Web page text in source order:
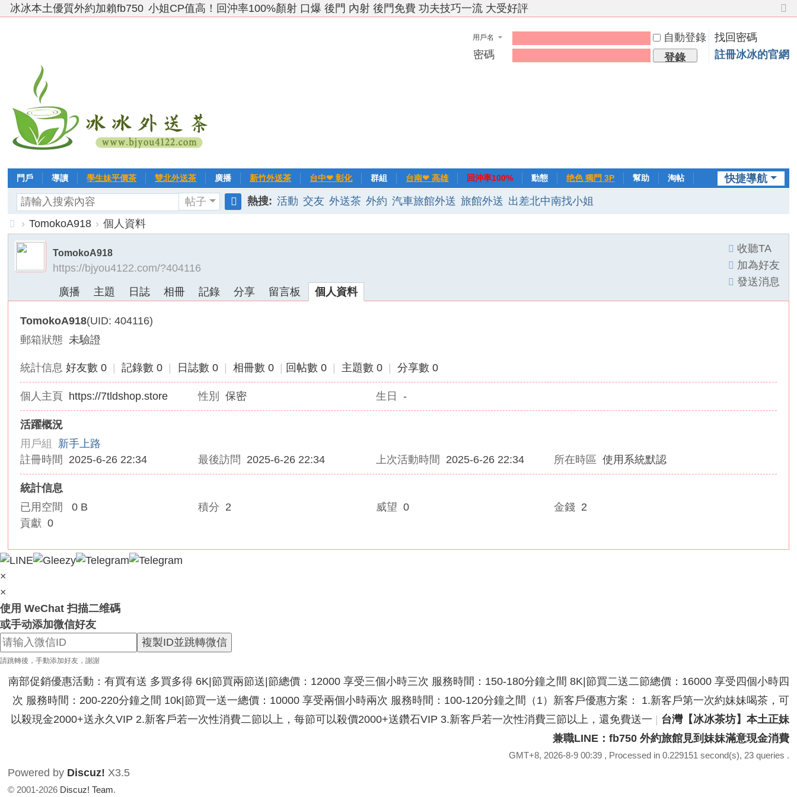
冰冰本土優質外約加賴fb750 小姐CP值高！回沖率100%顏射 口爆 後門 內射 後門免費 功夫技巧一流 大受好評
切
窄
版
用戶名 自動登錄
找回密碼
密碼
登錄 註冊冰冰的官網
快捷導航
門戶 導讀 學生妹平價茶 雙北外送茶 廣播 新竹外送茶 台中❤ 彰化 群組 台南❤ 高雄 回沖率100% 動態 绝色 獨門 3P 幫助
淘帖
帖子
索
熱搜: 活動 交友 外送茶 外約 汽車旅館外送 旅館外送 出差北中南找小姐
台
外
務
性
福
天
堂
新
手
必
› TomokoA918 › 個人資料
收聽TA
加為好友
發送消息
TomokoA918
https://bjyou4122.com/?404116
廣播
主題 日誌 相冊 記錄 分享 留言板 個人資料
TomokoA918(UID: 404116)
郵箱狀態 未驗證
統計信息 好友數 0 記錄數 0 日誌數 0 相冊數 0 回帖數 0 主題數 0 分享數 0
個人主頁 https://7tldshop.store 性別 保密 生日 -
活躍概況
用戶組 新手上路
註冊時間
2025-6-26 22:34 最後訪問 2025-6-26 22:34 上次活動時間 2025-6-26 22:34 所在時區 使用系統默認
統計信息
已用空間
0 B 積分 2 威望 0 金錢 2
貢獻 0
×
×
使用 WeChat 扫描二维碼
或手动添加微信好友
複製ID並跳轉微信
請跳轉後，手動添加好友，謝謝
南部促銷優惠活動：有買有送 多買多得 6K|節買兩節送|節總價：12000 享受三個小時三次 服務時間：150-180分鐘之間 8K|節買二送二節總價：16000 享受四個小時四
次 服務時間：200-220分鐘之間 10k|節買一送一總價：10000 享受兩個小時兩次 服務時間：100-120分鐘之間（1）新客戶優惠方案： 1.新客戶第一次約妹妹喝茶，可
以殺現金2000+送永久VIP 2.新客戶若一次性消費二節以上，每節可以殺價2000+送鑽石VIP 3.新客戶若一次性消費三節以上，還免費送一
台灣【冰冰茶坊】本土正妹
兼職LINE：fb750 外約旅館見到妹妹滿意現金消費
GMT+8, 2026-8-9 00:39, Processed in 0.229151 second(s), 23 queries .
Powered by Discuz! X3.5
© 2001-2026 Discuz! Team.